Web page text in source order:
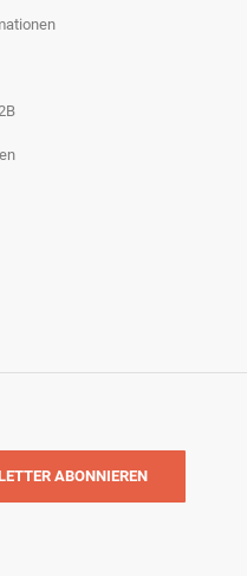
ABONNIEREN